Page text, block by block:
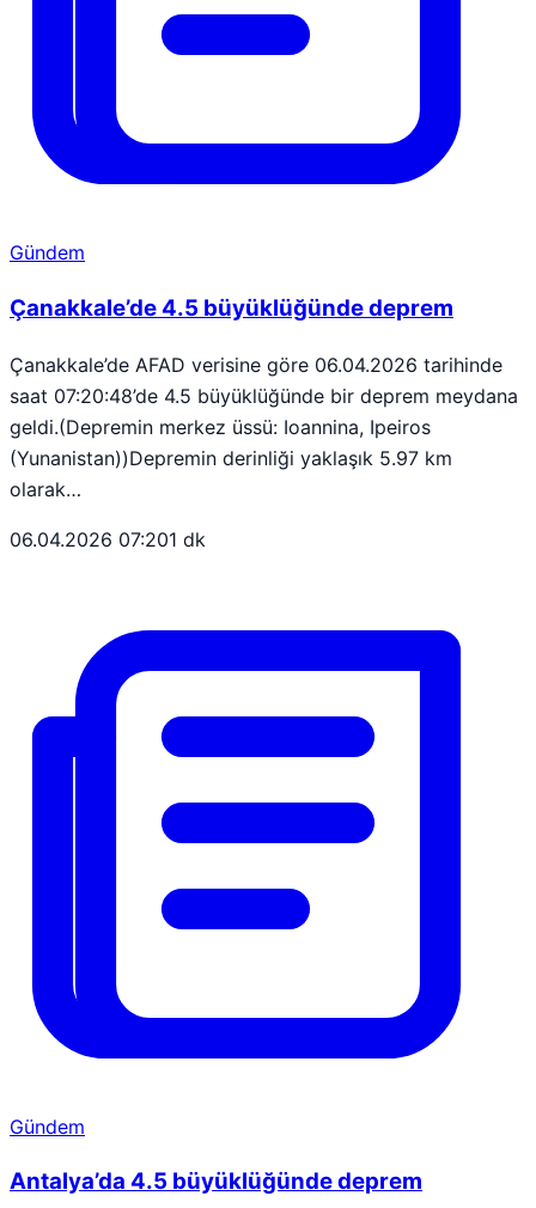
Gündem
Çanakkale’de 4.5 büyüklüğünde deprem
Çanakkale’de AFAD verisine göre 06.04.2026 tarihinde
saat 07:20:48’de 4.5 büyüklüğünde bir deprem meydana
geldi.(Depremin merkez üssü: Ioannina, Ipeiros
(Yunanistan))Depremin derinliği yaklaşık 5.97 km
olarak…
06.04.2026 07:201 dk
Gündem
Antalya’da 4.5 büyüklüğünde deprem